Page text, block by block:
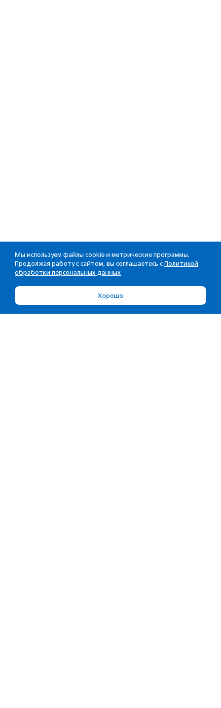
Мы используем файлы cookie и метрические программы.
Продолжая работу с сайтом, вы соглашаетесь с Политикой
обработки персональных данных
Хорошо